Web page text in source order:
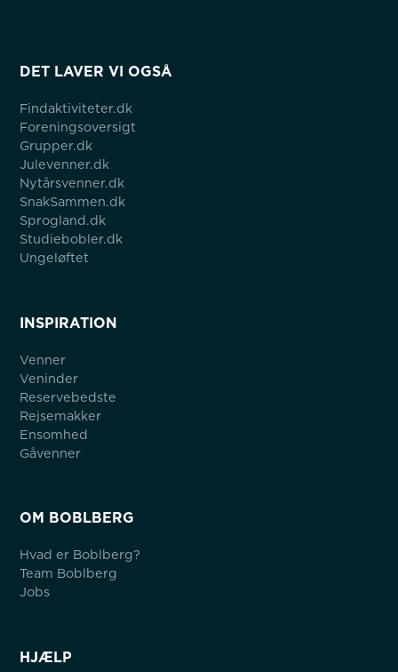
DET LAVER VI OGSÅ
Findaktiviteter.dk
Foreningsoversigt
Grupper.dk
Julevenner.dk
Nytårsvenner.dk
SnakSammen.dk
Sprogland.dk
Studiebobler.dk
Ungeløftet
INSPIRATION
Venner
Veninder
Reservebedste
Rejsemakker
Ensomhed
Gåvenner
OM BOBLBERG
Hvad er Boblberg?
Team Boblberg
Jobs
HJÆLP